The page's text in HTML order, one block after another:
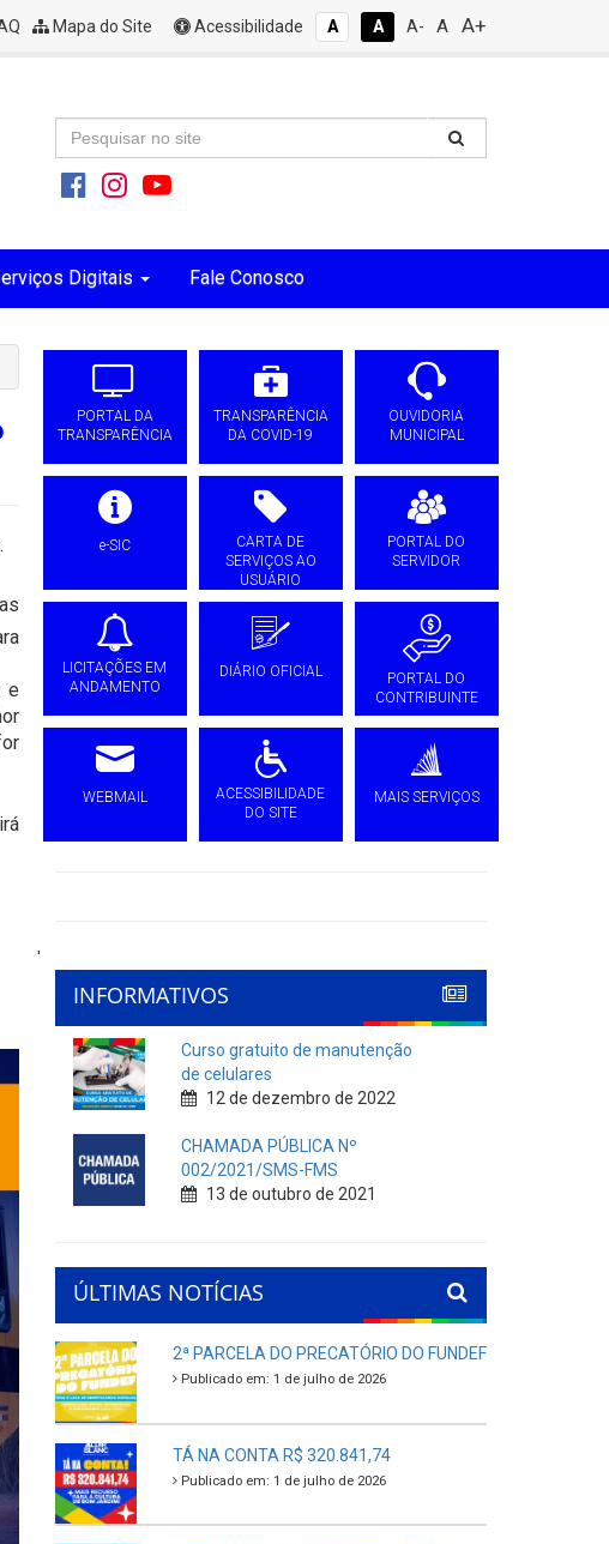
Mapa do Site Acessibilidade A A A- A A+
Digitais Fale Conosco
e
PORTAL DA
TRANSPARÊNCIA
TRANSPARÊNCIA
DA COVID-19
OUVIDORIA
MUNICIPAL
e-SIC
CARTA DE
SERVIÇOS AO
USUÁRIO
PORTAL DO
SERVIDOR
LICITAÇÕES EM
ANDAMENTO
DIÁRIO OFICIAL
PORTAL DO
CONTRIBUINTE
WEBMAIL
ACESSIBILIDADE
DO SITE
MAIS SERVIÇOS
'
INFORMATIVOS
Curso gratuito de manutenção
de celulares
12 de dezembro de 2022
CHAMADA PÚBLICA Nº
002/2021/SMS-FMS
13 de outubro de 2021
ÚLTIMAS NOTÍCIAS
2ª PARCELA DO PRECATÓRIO DO FUNDEF
Publicado em: 1 de julho de 2026
TÁ NA CONTA R$ 320.841,74
Publicado em: 1 de julho de 2026